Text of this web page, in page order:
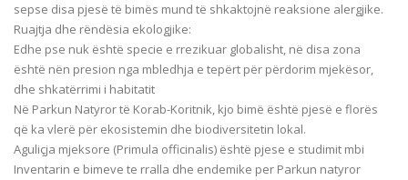
sepse disa pjesë të bimës mund të shkaktojnë reaksione alergjike.
Ruajtja dhe rëndësia ekologjike:
Edhe pse nuk është specie e rrezikuar globalisht, në disa zona
është nën presion nga mbledhja e tepërt për përdorim mjekësor,
dhe shkatërrimi i habitatit
Në Parkun Natyror të Korab-Koritnik, kjo bimë është pjesë e florës
që ka vlerë për ekosistemin dhe biodiversitetin lokal.
Aguliçja mjeksore (Primula officinalis) është pjese e studimit mbi
Inventarin e bimeve te rralla dhe endemike per Parkun natyror